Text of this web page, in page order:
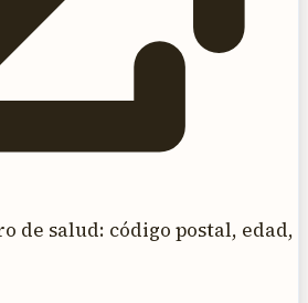
de salud: código postal, edad,